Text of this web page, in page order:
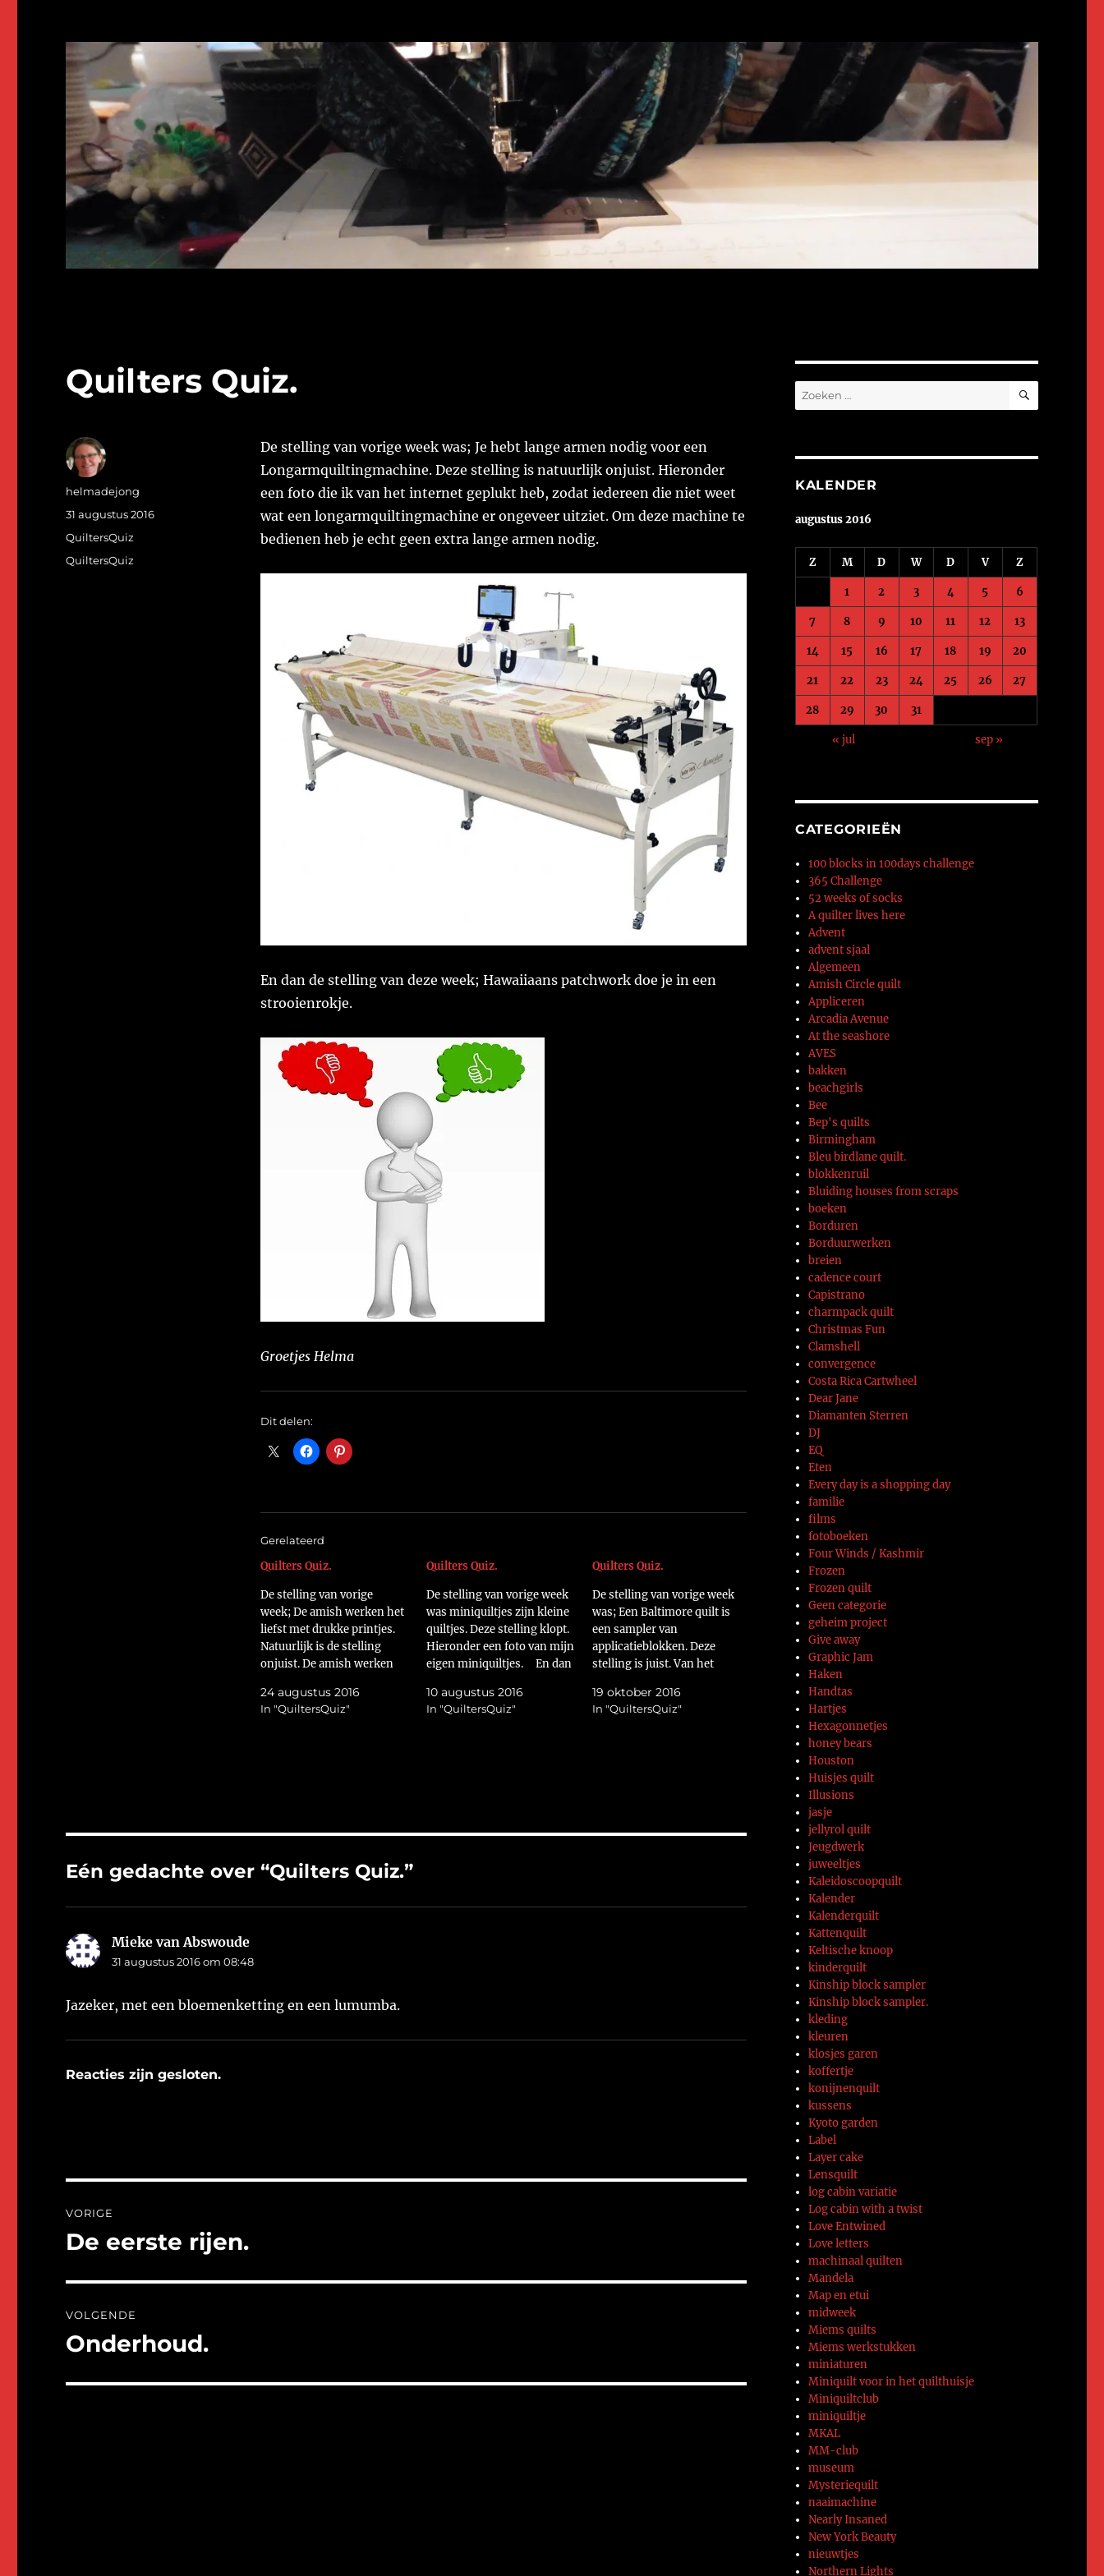
Quilters Quiz.
De stelling van vorige week was; Je hebt lange armen nodig voor een
Longarmquiltingmachine. Deze stelling is natuurlijk onjuist. Hieronder
een foto die ik van het internet geplukt heb, zodat iedereen die niet weet
wat een longarmquiltingmachine er ongeveer uitziet. Om deze machine te
bedienen heb je echt geen extra lange armen nodig.
En dan de stelling van deze week; Hawaiiaans patchwork doe je in een
strooienrokje.
Groetjes Helma
Dit delen:
Gerelateerd
Quilters Quiz.
De stelling van vorige
week; De amish werken het
liefst met drukke printjes.
Natuurlijk is de stelling
onjuist. De amish werken
het mooie quiltwerk goed op
uitkomt. Hieronder een foto
24 augustus 2016
In "QuiltersQuiz"
Quilters Quiz.
De stelling van vorige week
was miniquiltjes zijn kleine
quiltjes. Deze stelling klopt.
Hieronder een foto van mijn
eigen miniquiltjes. En dan
week; English paper piecing
kan je heel goed machinaal
10 augustus 2016
In "QuiltersQuiz"
Quilters Quiz.
De stelling van vorige week
was; Een Baltimore quilt is
een sampler van
applicatieblokken. Deze
stelling is juist. Van het
voorbeeld geplukt.
https://flic.kr/p/NkGHSk De
Groetjes Helma
19 oktober 2016
In "QuiltersQuiz"
Auteur
helmadejong
Geplaatst
op
31 augustus 2016
Categorieën
QuiltersQuiz
Tags
QuiltersQuiz
Eén gedachte over “Quilters Quiz.”
Mieke van Abswoude
31 augustus 2016 om 08:48
Jazeker, met een bloemenketting en een lumumba.
Reacties zijn gesloten.
navigatie
VORIGE
Vorig
De eerste rijen.
VOLGENDE
Volgend
Onderhoud.
Zoeken
naar:
ZOEKEN
KALENDER
augustus 2016
Z M D W D V Z
1 2 3 4 5 6
7 8 9 10 11 12 13
14 15 16 17 18 19 20
21 22 23 24 25 26 27
28 29 30 31
« jul sep »
CATEGORIEËN
100 blocks in 100days challenge
365 Challenge
52 weeks of socks
A quilter lives here
Advent
advent sjaal
Algemeen
Amish Circle quilt
Appliceren
Arcadia Avenue
At the seashore
AVES
bakken
beachgirls
Bee
Bep's quilts
Birmingham
Bleu birdlane quilt.
blokkenruil
Bluiding houses from scraps
boeken
Borduren
Borduurwerken
breien
cadence court
Capistrano
charmpack quilt
Christmas Fun
Clamshell
convergence
Costa Rica Cartwheel
Dear Jane
Diamanten Sterren
DJ
EQ
Eten
Every day is a shopping day
familie
films
fotoboeken
Four Winds / Kashmir
Frozen
Frozen quilt
Geen categorie
geheim project
Give away
Graphic Jam
Haken
Handtas
Hartjes
Hexagonnetjes
honey bears
Houston
Huisjes quilt
Illusions
jasje
jellyrol quilt
Jeugdwerk
juweeltjes
Kaleidoscoopquilt
Kalender
Kalenderquilt
Kattenquilt
Keltische knoop
kinderquilt
Kinship block sampler
Kinship block sampler.
kleding
kleuren
klosjes garen
koffertje
konijnenquilt
kussens
Kyoto garden
Label
Layer cake
Lensquilt
log cabin variatie
Log cabin with a twist
Love Entwined
Love letters
machinaal quilten
Mandela
Map en etui
midweek
Miems quilts
Miems werkstukken
miniaturen
Miniquilt voor in het quilthuisje
Miniquiltclub
miniquiltje
MKAL
MM-club
museum
Mysteriequilt
naaimachine
Nearly Insaned
New York Beauty
nieuwtjes
Northern Lights